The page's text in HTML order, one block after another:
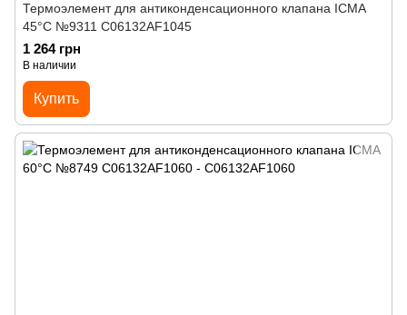
Термоэлемент для антиконденсационного клапана ICMA
45°C №9311 C06132AF1045
1 264 грн
В наличии
Купить